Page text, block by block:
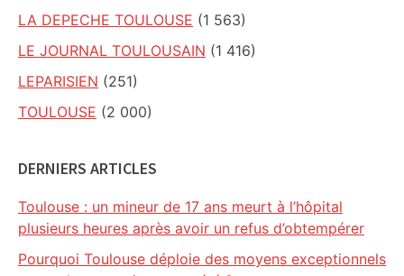
LA DEPECHE TOULOUSE (1 563)
LE JOURNAL TOULOUSAIN (1 416)
LEPARISIEN (251)
TOULOUSE (2 000)
DERNIERS ARTICLES
Toulouse : un mineur de 17 ans meurt à l’hôpital
plusieurs heures après avoir un refus d’obtempérer
Pourquoi Toulouse déploie des moyens exceptionnels